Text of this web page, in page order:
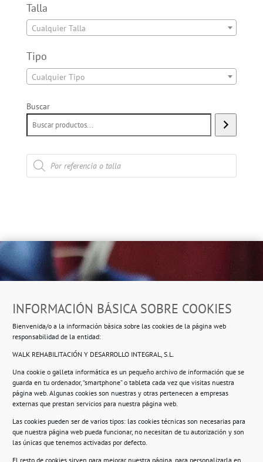
INFORMACIÓN BÁSICA SOBRE COOKIES
Bienvenida/o a la información básica sobre las cookies de la página web
responsabilidad de la entidad:
WALK REHABILITACIÓN Y DESARROLLO INTEGRAL, S.L.
Una cookie o galleta informática es un pequeño archivo de información que se
guarda en tu ordenador, “smartphone” o tableta cada vez que visitas nuestra
página web. Algunas cookies son nuestras y otras pertenecen a empresas
externas que prestan servicios para nuestra página web.
Las cookies pueden ser de varios tipos: las cookies técnicas son necesarias para
que nuestra página web pueda funcionar, no necesitan de tu autorización y son
las únicas que tenemos activadas por defecto.
El resto de cookies sirven para mejorar nuestra página, para personalizarla en
Talla
Cualquier Talla
Tipo
Cualquier Tipo
Buscar
Búsqueda
de
productos
Ropero Solidario de Usera
Beasáin 25-33posterior, local 3 – 28041 Madrid
Información
Compromiso con la protección de datos